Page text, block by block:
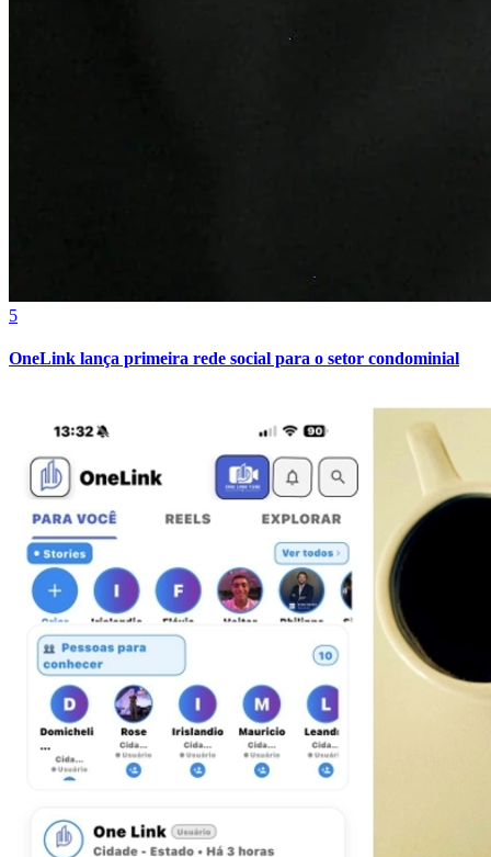
Juventude
5
OneLink lança primeira rede social para o setor condominial